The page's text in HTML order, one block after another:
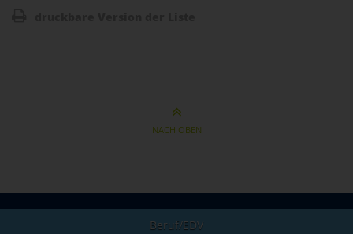
NACH OBEN
Beruf/EDV